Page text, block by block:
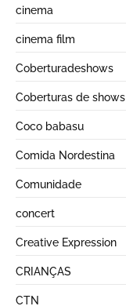
cinema
cinema film
Coberturadeshows
Coberturas de shows
Coco babasu
Comida Nordestina
Comunidade
concert
Creative Expression
CRIANÇAS
CTN